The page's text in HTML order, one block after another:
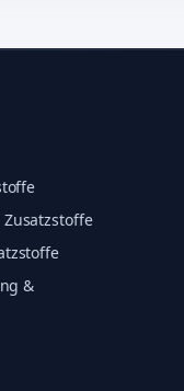
&